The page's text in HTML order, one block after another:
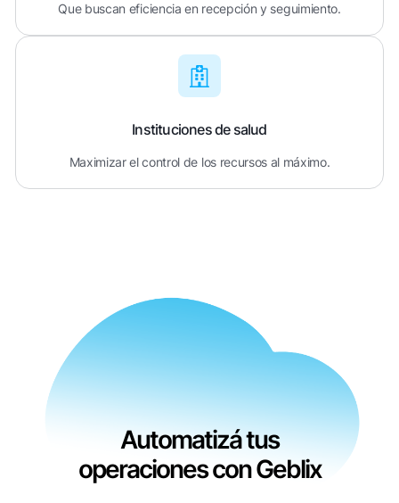
Que buscan eficiencia en recepción y seguimiento.
Instituciones de salud
Maximizar el control de los recursos al máximo.
Automatizá tus
operaciones con Geblix